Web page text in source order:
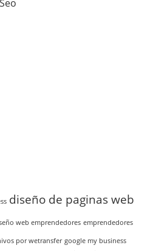
diseño de paginas web
web emprendedores emprendedores
por wetransfer google my business